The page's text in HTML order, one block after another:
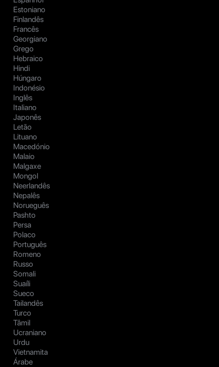
Estoniano
Finlandês
Francês
Georgiano
Grego
Hebraico
Hindi
Húngaro
Indonésio
Inglês
Italiano
Japonês
Letão
Lituano
Macedónio
Malaio
Malgaxe
Mongol
Neerlandês
Nepalês
Norueguês
Pashto
Persa
Polaco
Português
Romeno
Russo
Somali
Suaíli
Sueco
Tailandês
Turco
Tâmil
Ucraniano
Urdu
Vietnamita
Árabe